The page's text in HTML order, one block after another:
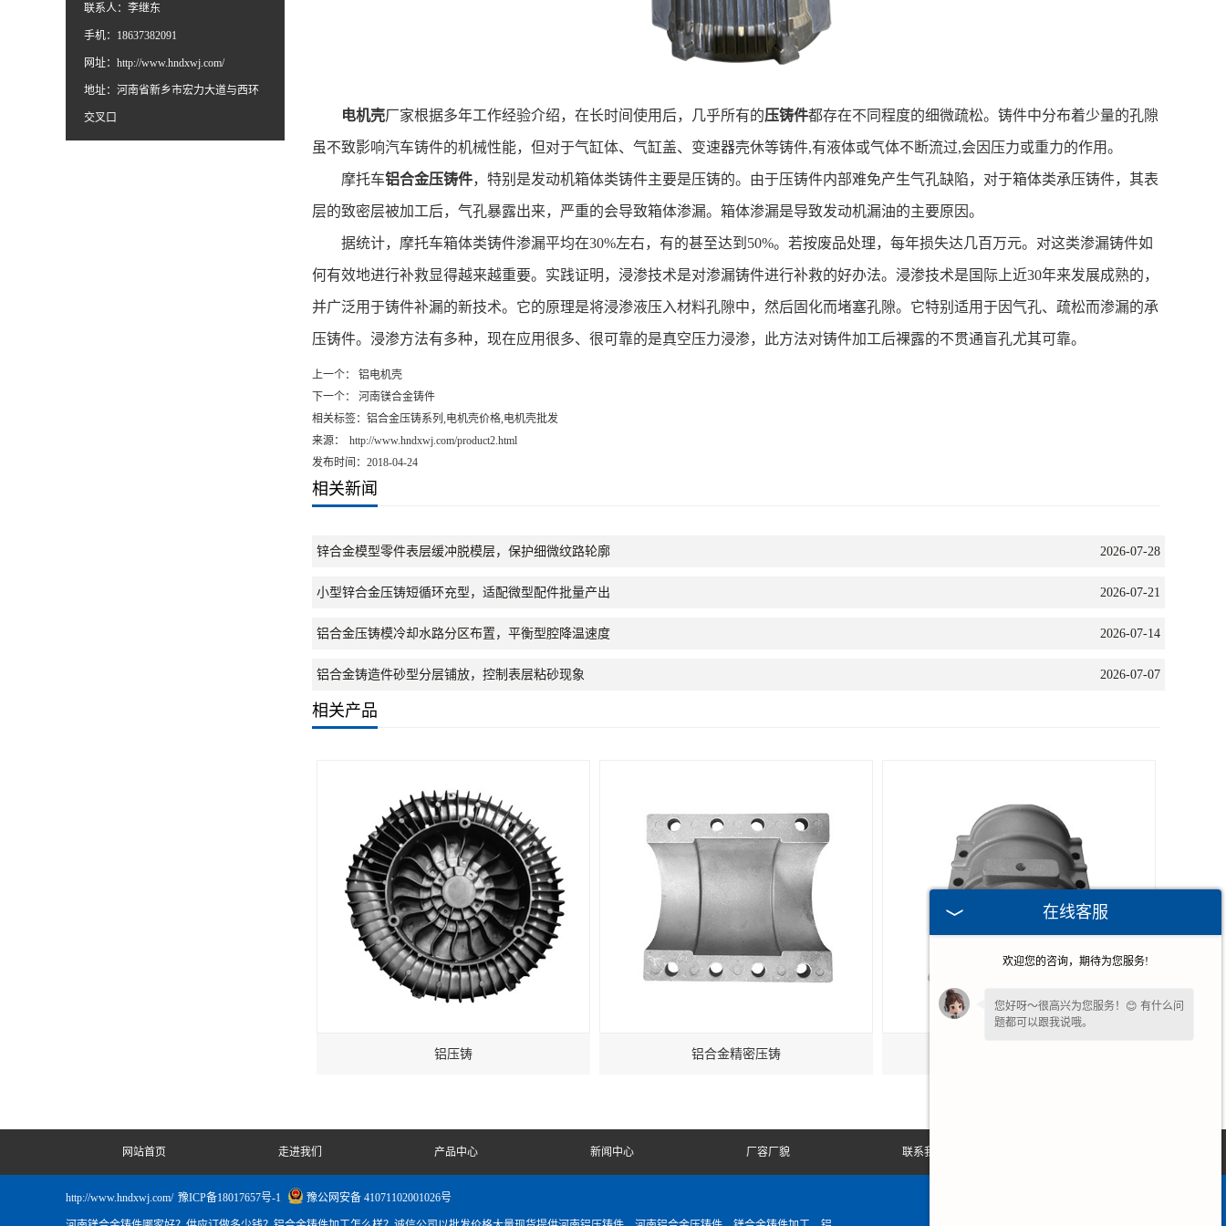
联系人：李继东
手机：18637382091
网址： http://www.hndxwj.com/
地址：河南省新乡市宏力大道与西环
交叉口 电机壳厂家根据多年工作经验介绍，在长时间使用后，几乎所有的压铸件都存在不同程度的细微疏松。铸件中分布着少量的孔隙
虽不致影响汽车铸件的机械性能，但对于气缸体、气缸盖、变速器壳休等铸件,有液体或气体不断流过,会因压力或重力的作用。
摩托车铝合金压铸件，特别是发动机箱体类铸件主要是压铸的。由于压铸件内部难免产生气孔缺陷，对于箱体类承压铸件，其表
层的致密层被加工后，气孔暴露出来，严重的会导致箱体渗漏。箱体渗漏是导致发动机漏油的主要原因。
据统计，摩托车箱体类铸件渗漏平均在30%左右，有的甚至达到 50%。若按废品处理，每年损失达几百万元。对这类渗漏铸件如
何有效地进行补救显得越来越重要。实践证明，浸渗技术是对渗漏铸件进行补救的好办法。浸渗技术是国际上近30年来发展成熟的，
并广泛用于铸件补漏的新技术。它的原理是将浸渗液压入材料孔隙中，然后固化而堵塞孔隙。它特别适用于因气孔、疏松而渗漏的承
压铸件。浸渗方法有多种，现在应用很多、 很可靠的是真空压力浸渗，此方法对铸件加工后裸露的不贯通盲孔尤其可靠。
上一个：
铝电机壳
下一个：
河南镁合金铸件
相关标签：铝合金压铸系列,电机壳价格,电机壳批发
来源：
http://www.hndxwj.com/product2.html
发布时间：2018-04-24
相关新闻
锌合金模型零件表层缓冲脱模层，保护细微纹路轮廓 2026-07-28
小型锌合金压铸短循环充型，适配微型配件批量产出 2026-07-21
铝合金压铸模冷却水路分区布置，平衡型腔降温速度 2026-07-14
铝合金铸造件砂型分层铺放，控制表层粘砂现象 2026-07-07
相关产品
铝压铸 铝合金精密压铸
网站首页 走进我们 产品中心 新闻中心 厂容厂貌 联系我们
http://www.hndxwj.com/ 豫ICP备18017657号-1 豫公网安备 41071102001026号
在线客服
欢迎您的咨询，期待为您服务!
您好呀～很高兴为您服务！😊 有什么问
题都可以跟我说哦。